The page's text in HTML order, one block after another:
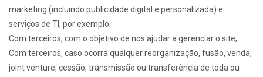
marketing (incluindo publicidade digital e personalizada) e
serviços de TI, por exemplo;
Com terceiros, com o objetivo de nos ajudar a gerenciar o site;
Com terceiros, caso ocorra qualquer reorganização, fusão, venda,
joint venture, cessão, transmissão ou transferência de toda ou